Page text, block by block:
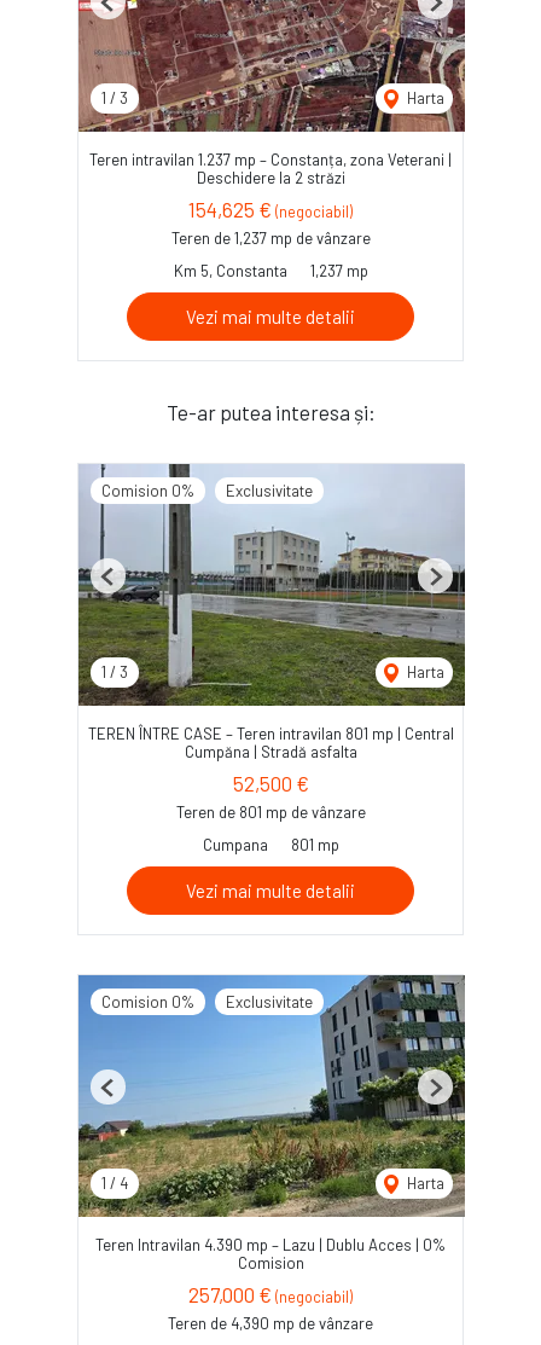
1 / 3 Harta
Previous Next
Teren intravilan 1.237 mp – Constanța, zona Veterani |
Deschidere la 2 străzi
154,625 € (negociabil)
Teren de 1,237 mp de vânzare
Km 5, Constanta
1,237 mp
Vezi mai multe detalii
Te-ar putea interesa și:
Comision 0% Exclusivitate
1 / 3 Harta
Previous Next
TEREN ÎNTRE CASE – Teren intravilan 801 mp | Central
Cumpăna | Stradă asfalta
52,500 €
Teren de 801 mp de vânzare
Cumpana
801 mp
Vezi mai multe detalii
Comision 0% Exclusivitate
1 / 4 Harta
Previous Next
Teren Intravilan 4.390 mp – Lazu | Dublu Acces | 0%
Comision
257,000 € (negociabil)
Teren de 4,390 mp de vânzare